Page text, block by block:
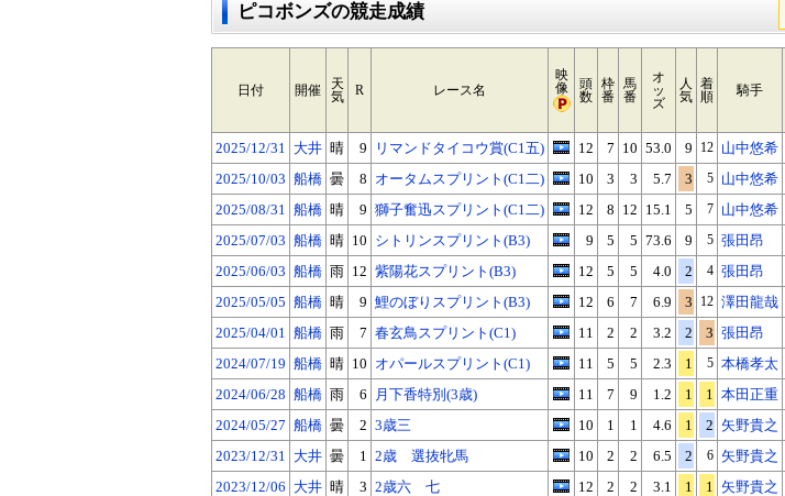
ピコボンズの競走成績
日付 開催
天
気
R レース名
映
像
頭
数
枠
番
馬
番
オ
ッ
ズ
人
気
着
順
騎手
2025/12/31 大井 晴 9 リマンドタイコウ賞(C1五) 12 7 10 53.0 9 12 山中悠希
2025/10/03 船橋 曇 8 オータムスプリント(C1二) 10 3 3 5.7 3 5 山中悠希
2025/08/31 船橋 晴 9 獅子奮迅スプリント(C1二) 12 8 12 15.1 5 7 山中悠希
2025/07/03 船橋 晴 10 シトリンスプリント(B3) 9 5 5 73.6 9 5 張田昂
2025/06/03 船橋 雨 12 紫陽花スプリント(B3) 12 5 5 4.0 2 4 張田昂
2025/05/05 船橋 晴 9 鯉のぼりスプリント(B3) 12 6 7 6.9 3 12 澤田龍哉
2025/04/01 船橋 雨 7 春玄鳥スプリント(C1) 11 2 2 3.2 2 3 張田昂
2024/07/19 船橋 晴 10 オパールスプリント(C1) 11 5 5 2.3 1 5 本橋孝太
2024/06/28 船橋 雨 6 月下香特別(3歳) 11 7 9 1.2 1 1 本田正重
2024/05/27 船橋 曇 2 3歳三 10 1 1 4.6 1 2 矢野貴之
2023/12/31 大井 曇 1 2歳 選抜牝馬 10 2 2 6.5 2 6 矢野貴之
2023/12/06 大井 晴 3 2歳六 七 12 2 2 3.1 1 1 矢野貴之